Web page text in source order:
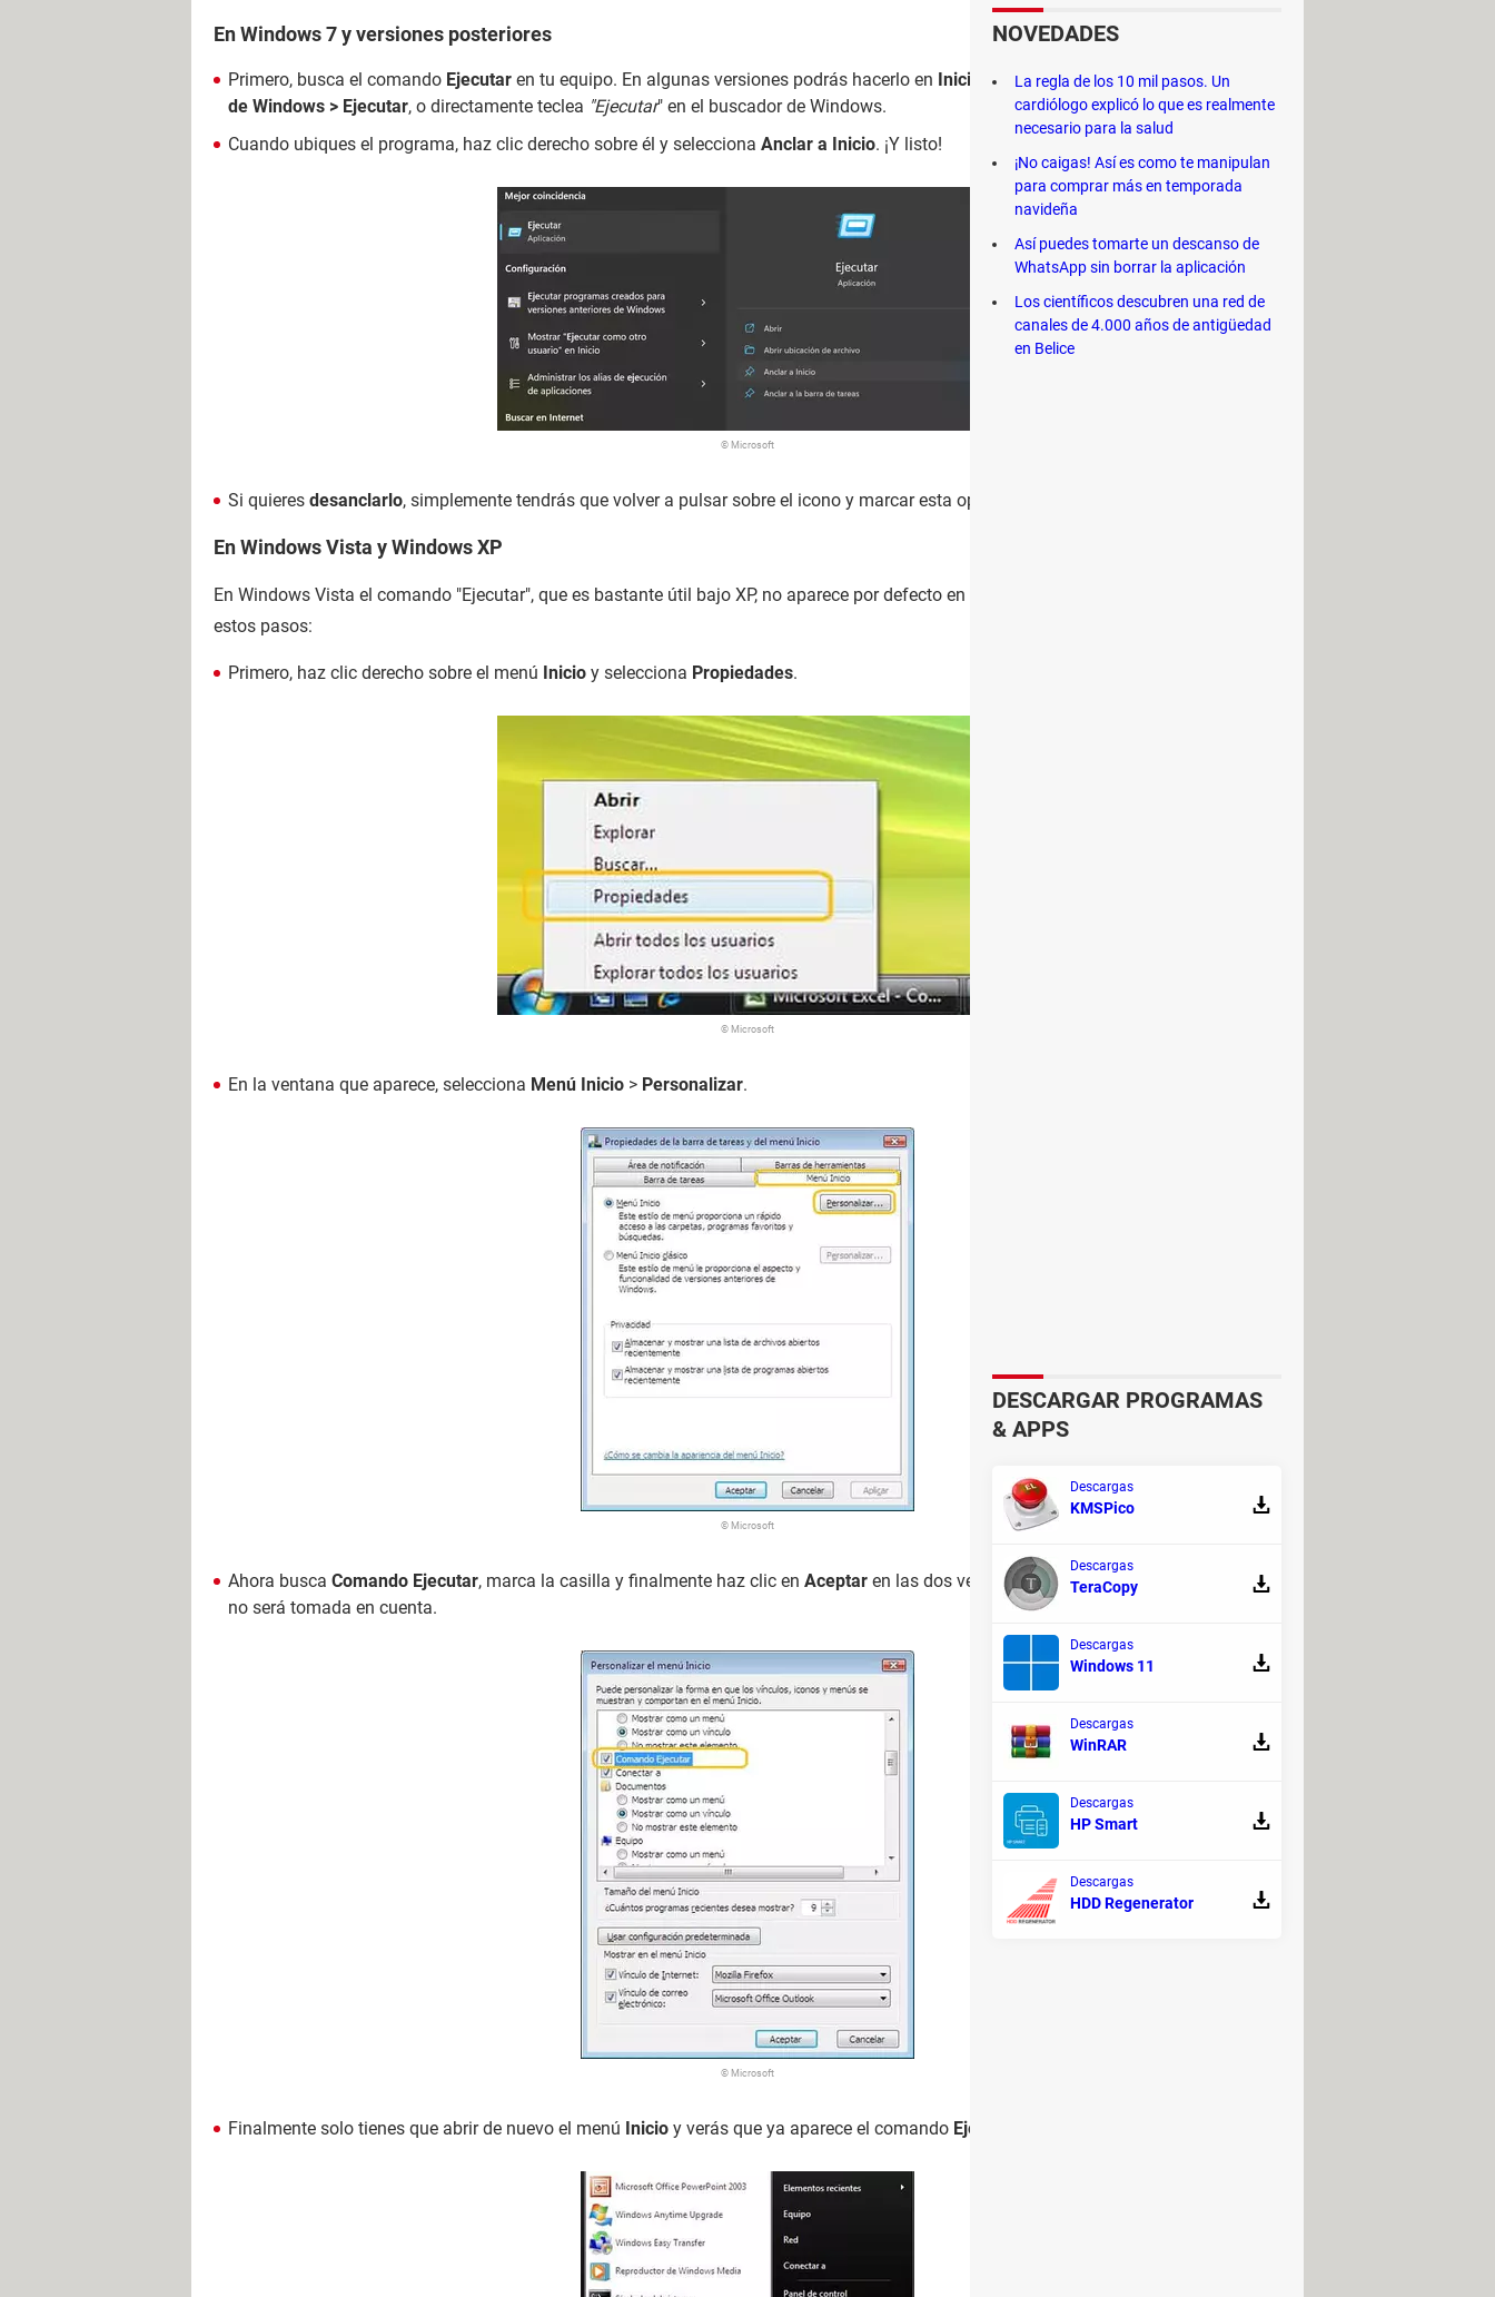
En Windows 7 y versiones posteriores
Primero, busca el comando Ejecutar en tu equipo. En algunas versiones podrás hacerlo en Inicio > Todas las aplicaciones > Sistema
de Windows > Ejecutar, o directamente teclea "Ejecutar" en el buscador de Windows.
Cuando ubiques el programa, haz clic derecho sobre él y selecciona Anclar a Inicio. ¡Y listo!
© Microsoft
Si quieres desanclarlo, simplemente tendrás que volver a pulsar sobre el icono y marcar esta opción.
En Windows Vista y Windows XP
En Windows Vista el comando "Ejecutar", que es bastante útil bajo XP, no aparece por defecto en el menú Inicio. Para habilitarlo, sigue
estos pasos:
Primero, haz clic derecho sobre el menú Inicio y selecciona Propiedades.
© Microsoft
En la ventana que aparece, selecciona Menú Inicio > Personalizar.
© Microsoft
Ahora busca Comando Ejecutar, marca la casilla y finalmente haz clic en Aceptar en las dos ventanas abiertas, si no la modificación
no será tomada en cuenta.
© Microsoft
Finalmente solo tienes que abrir de nuevo el menú Inicio y verás que ya aparece el comando Ejecutar
NOVEDADES
La regla de los 10 mil pasos. Un
cardiólogo explicó lo que es realmente
necesario para la salud
¡No caigas! Así es como te manipulan
para comprar más en temporada
navideña
Así puedes tomarte un descanso de
WhatsApp sin borrar la aplicación
Los científicos descubren una red de
canales de 4.000 años de antigüedad
en Belice
DESCARGAR PROGRAMAS
& APPS
Descargas
KMSPico
Descargas
TeraCopy
Descargas
Windows 11
Descargas
WinRAR
Descargas
HP Smart
Descargas
HDD Regenerator